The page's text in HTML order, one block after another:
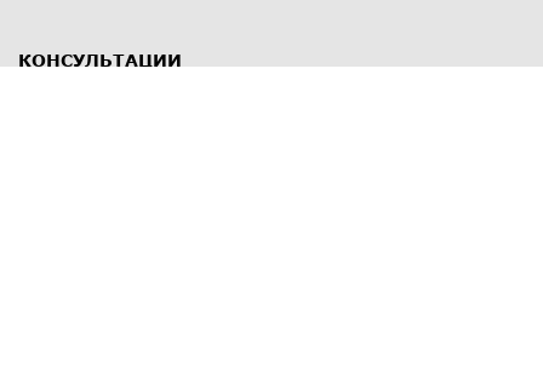
КОНСУЛЬТАЦИИ